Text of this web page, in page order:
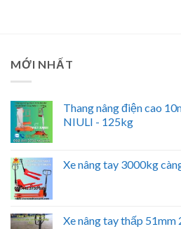
MỚI NHẤT
Thang nâng điện cao
NIULI - 125kg
Xe nâng tay 3000kg
Xe nâng tay thấp 51mm